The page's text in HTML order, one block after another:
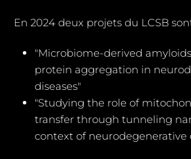
En 2024 deux projets du LCSB
"Microbiome-derived
protein aggregation in
diseases"
"Studying the role of
transfer through tunneling
context of neurodegenerative